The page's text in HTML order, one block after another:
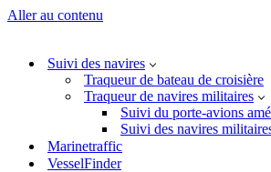
Aller au contenu
Suivi des navires
Traqueur de bateau de croisière
Traqueur de navires militaires
Suivi du porte-avions
Suivi des navires
Marinetraffic
VesselFinder